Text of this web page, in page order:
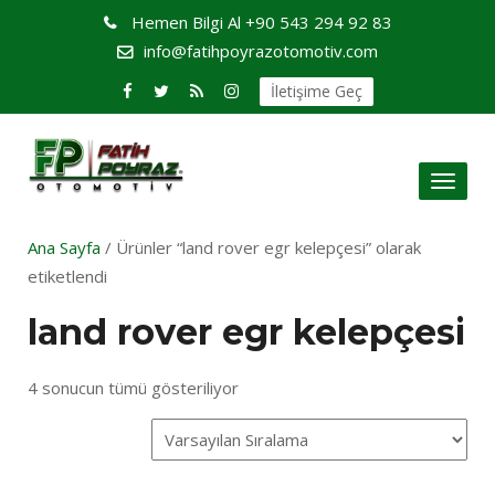
Hemen Bilgi Al +90 543 294 92 83
info@fatihpoyrazotomotiv.com
İletişime Geç
Toggle
Ana Sayfa / Ürünler “land rover egr kelepçesi” olarak
etiketlendi
land rover egr kelepçesi
4 sonucun tümü gösteriliyor